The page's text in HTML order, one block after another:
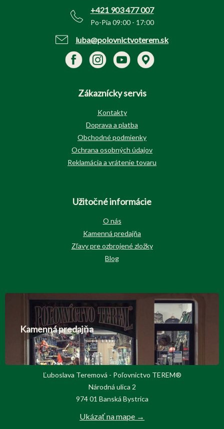
+421 903 477 007
Po-Pia 09:00 - 17:00
luba@polovnictvoterem.sk
Zákaznícky servis
Kontakty
Doprava a platba
Obchodné podmienky
Ochrana osobných údajov
Reklamácia a vrátenie tovaru
Užitočné informácie
O nás
Kamenná predajňa
Zľavy pre ozbrojené zložky
Blog
Kamenná predajňa
Ľuboslava Teremová - Poľovnictvo TEREM®
Národná ulica 2
974 01 Banská Bystrica
Ukázať na mape →